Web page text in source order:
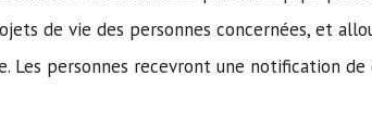
de vie des personnes concernées, et
Les personnes recevront une notification